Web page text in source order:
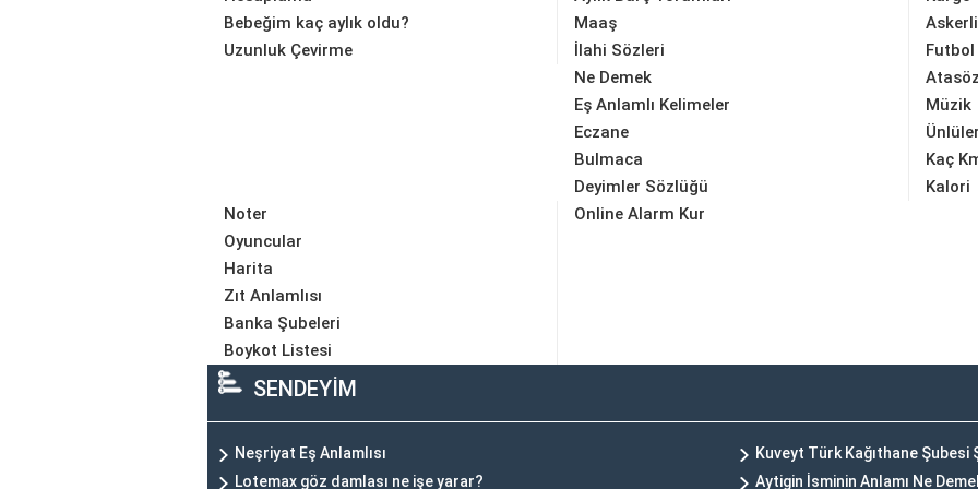
Bebeğim kaç aylık oldu?
Uzunluk Çevirme
Maaş
İlahi Sözleri
Ne Demek
Eş Anlamlı Kelimeler
Eczane
Bulmaca
Deyimler Sözlüğü
Futbol
Müzik
Ünlüler
Kaç
Kalori
Noter
Oyuncular
Harita
Zıt Anlamlısı
Banka Şubeleri
Boykot Listesi
Online Alarm Kur
SENDEYİM
Neşriyat Eş Anlamlısı
Kuveyt Türk Kağıthane Şubesi
Lotemax göz damlası ne işe yarar?
Aytigin İsminin Anlamı Ne